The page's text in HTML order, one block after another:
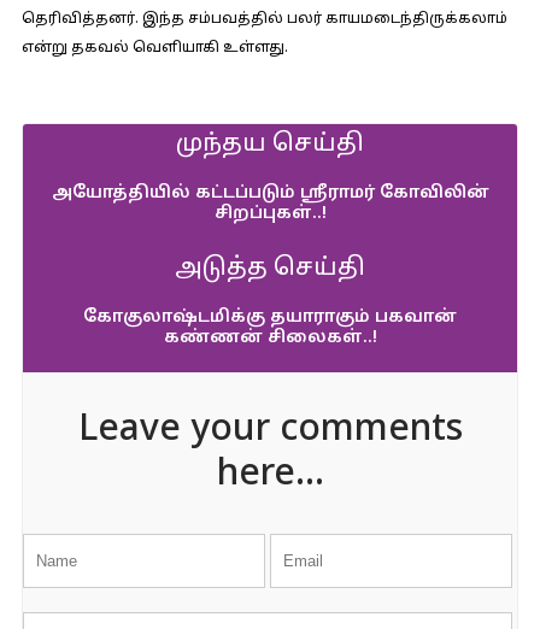
தெரிவித்தனர். இந்த சம்பவத்தில் பலர் காயமடைந்திருக்கலாம்
என்று தகவல் வெளியாகி உள்ளது.
முந்தய செய்தி
அயோத்தியில் கட்டப்படும் ஸ்ரீராமர் கோவிலின்
சிறப்புகள்..!
அடுத்த செய்தி
கோகுலாஷ்டமிக்கு தயாராகும் பகவான்
கண்ணன் சிலைகள்..!
Leave your comments
here...